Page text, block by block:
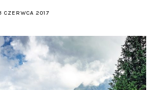
CZERWCA 2017